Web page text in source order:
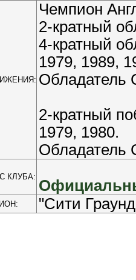
Чемпион
2-кратный
4-кратный
1979, 1989,
Обладатель
2-кратный
1979, 1980.
Обладатель
КЛУБА:
"Сити